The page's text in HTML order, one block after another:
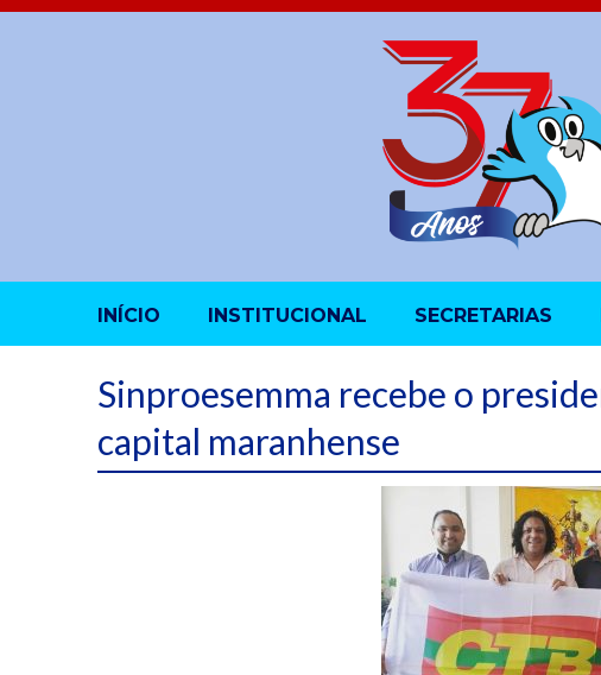
INÍCIO INSTITUCIONAL SECRETARIAS
Sinproesemma recebe o
capital maranhense